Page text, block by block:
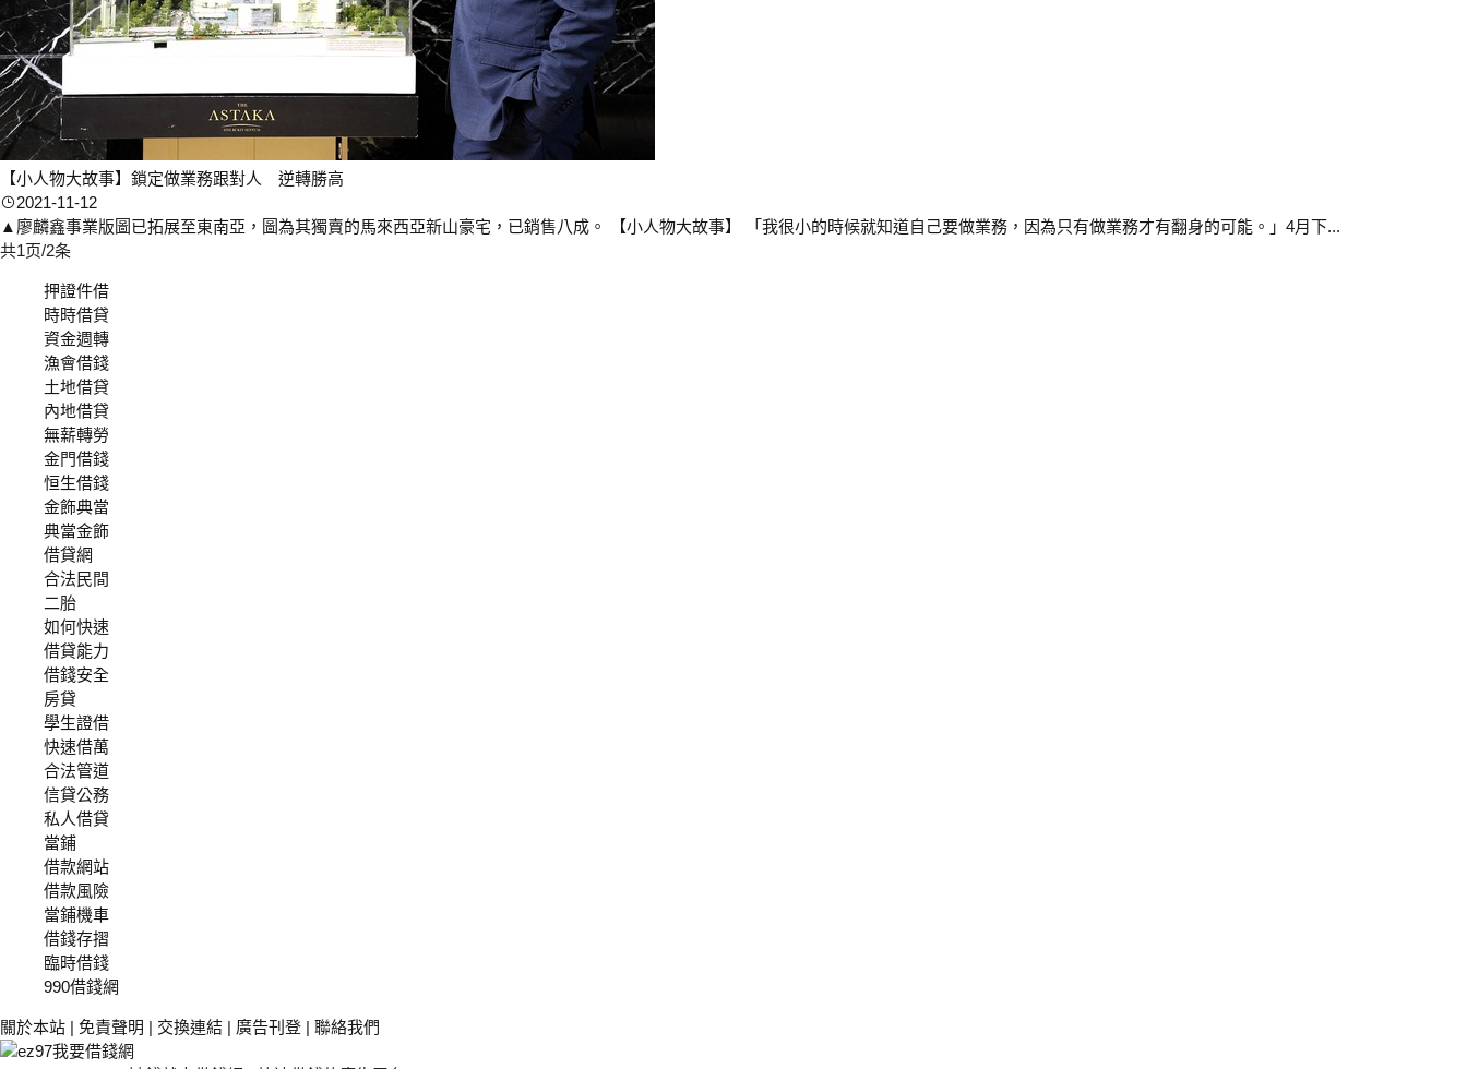
【小人物大故事】鎖定做業務跟對人 逆轉勝高
2021-11-12
▲廖麟鑫事業版圖已拓展至東南亞，圖為其獨賣的馬來西亞新山豪宅，已銷售八成。 【小人物大故事】 「我很小的時候就知道自己要做業務，因為只有做業務才有翻身的可能。」4月下...
共1页/2条
押證件借
時時借貸
資金週轉
漁會借錢
土地借貸
內地借貸
無薪轉勞
金門借錢
恒生借錢
金飾典當
典當金飾
借貸網
合法民間
二胎
如何快速
借貸能力
借錢安全
房貸
學生證借
快速借萬
合法管道
信貸公務
私人借貸
當鋪
借款網站
借款風險
當鋪機車
借錢存摺
臨時借錢
990借錢網
關於本站 | 免責聲明 | 交換連結 | 廣告刊登 | 聯絡我們